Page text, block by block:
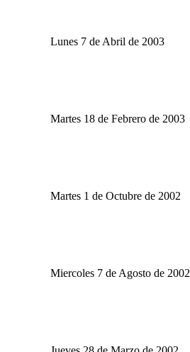
Lunes 7 de Abril de 2003
Martes 18 de Febrero de 2003
Martes 1 de Octubre de 2002
Miercoles 7 de Agosto de 2002